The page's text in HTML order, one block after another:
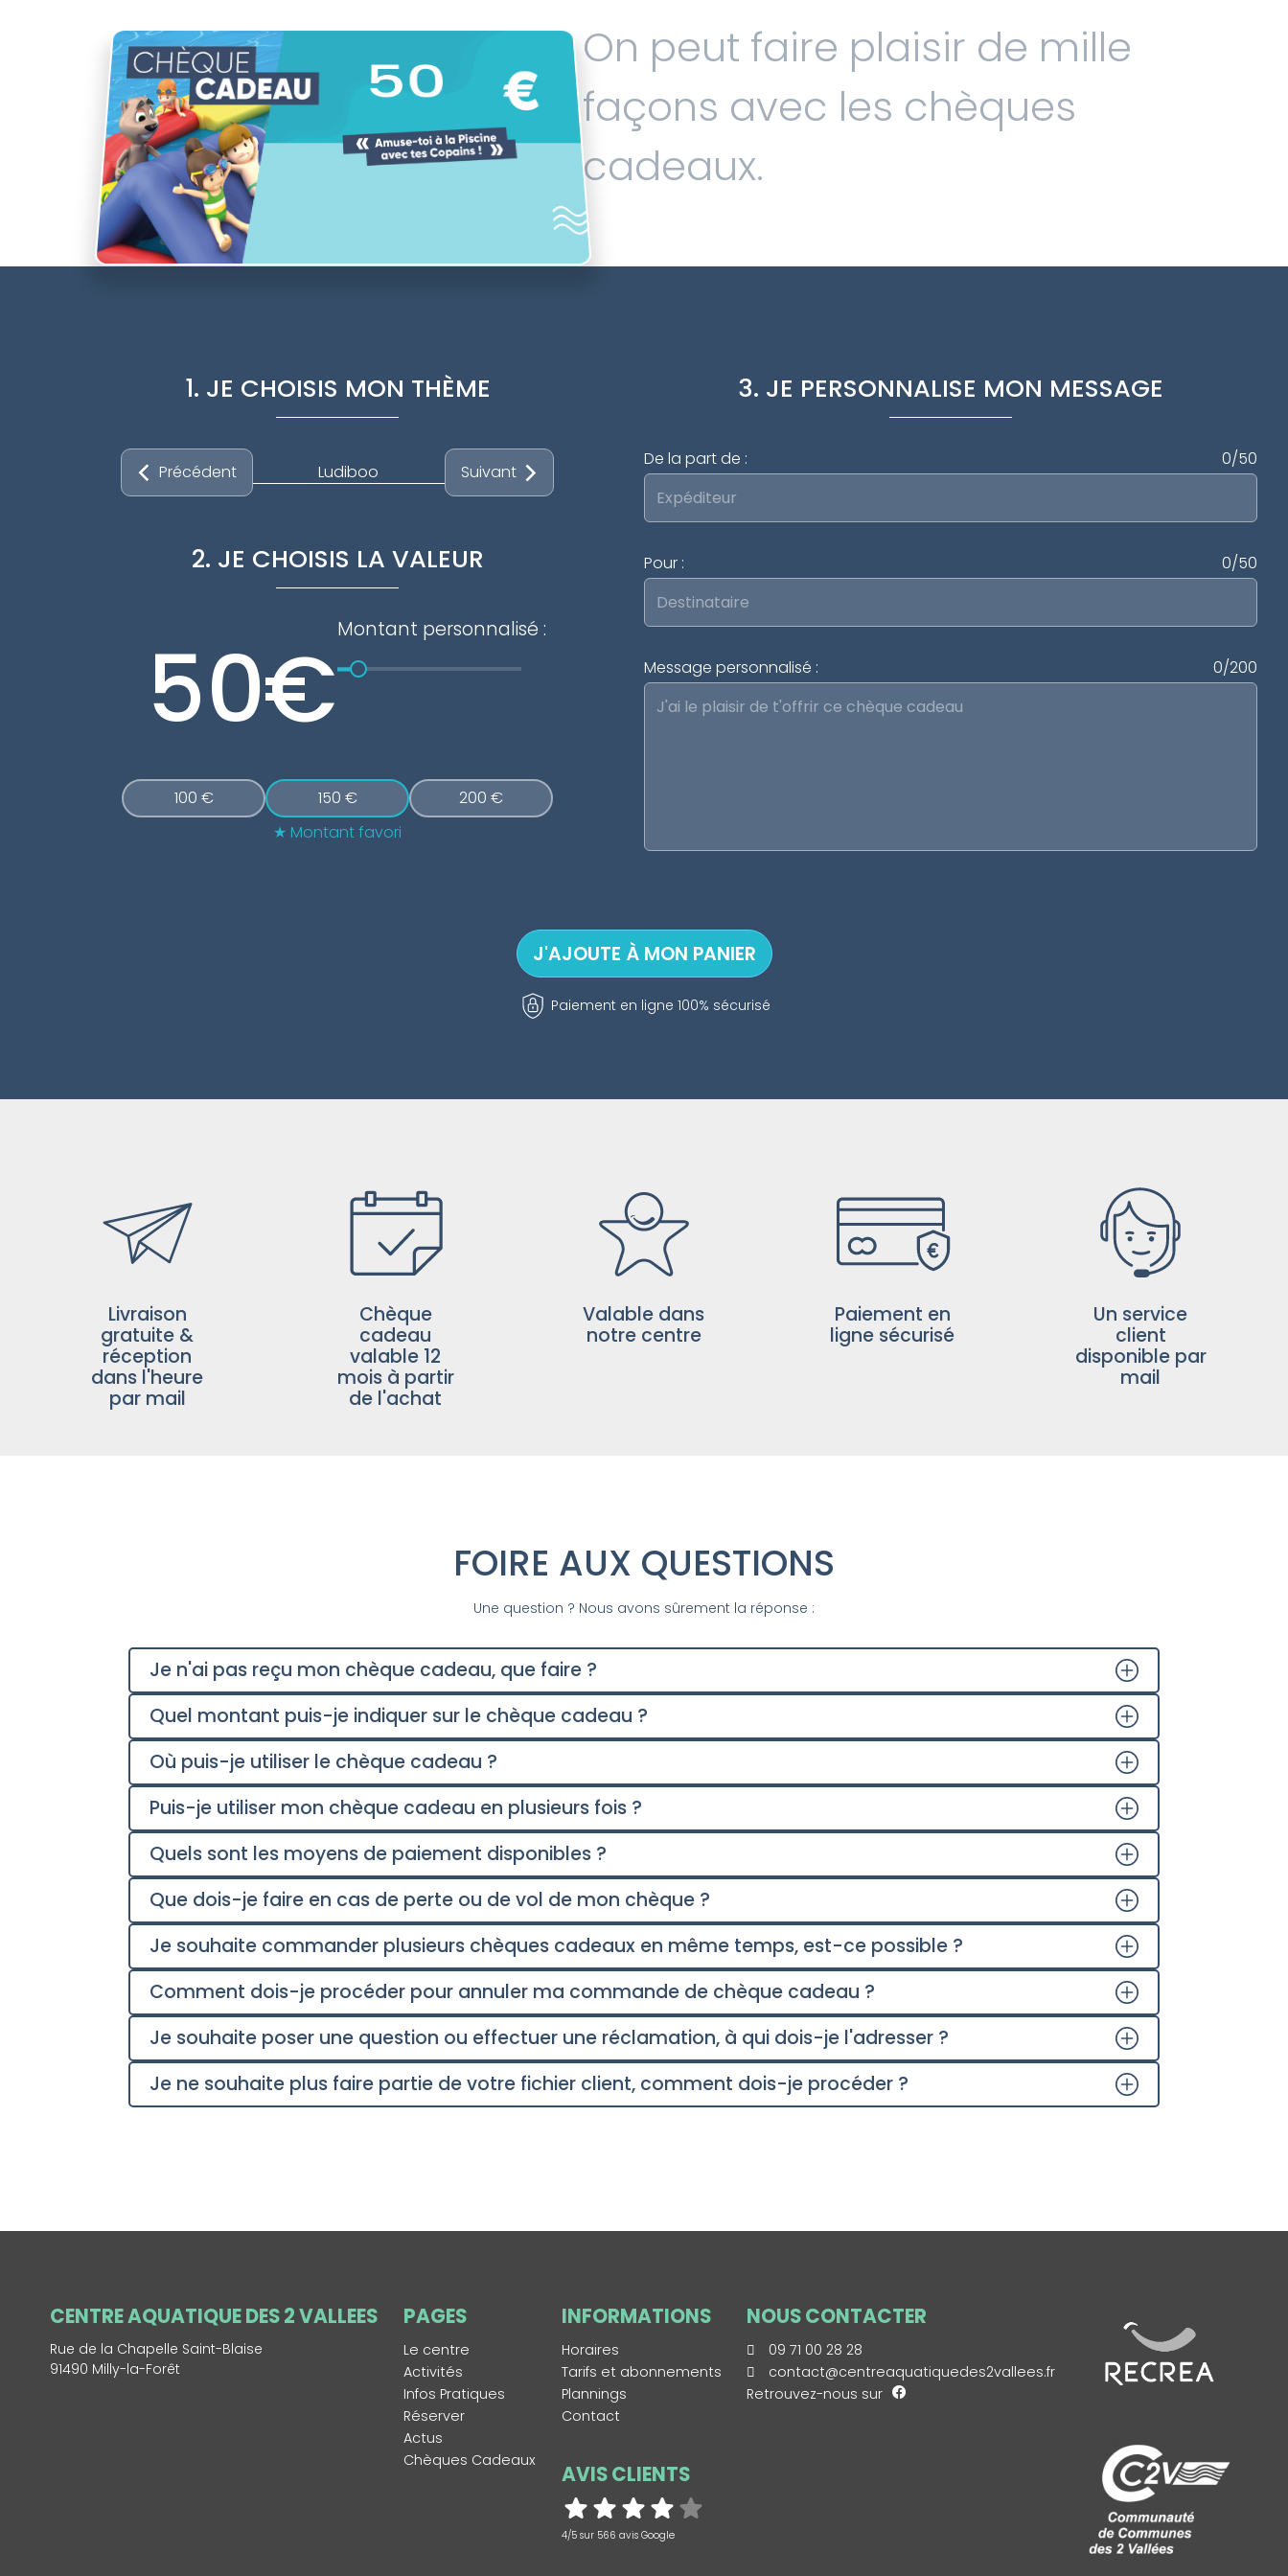
On peut faire plaisir de mille
façons avec les chèques
cadeaux.
50
1. JE CHOISIS MON THÈME
Précédent Ludiboo Suivant
2. JE CHOISIS LA VALEUR
€Montant personnalisé :
100 €
150 €
Montant favori
200 €
3. JE PERSONNALISE MON MESSAGE
De la part de : 0/50
Pour : 0/50
Message personnalisé : 0/200
Paiement en ligne 100% sécurisé
Livraison
gratuite &
réception
dans l'heure
par mail
Chèque
cadeau
valable 12
mois à partir
de l'achat
Valable dans
notre centre
Paiement en
ligne sécurisé
Un service
client
disponible par
mail
FOIRE AUX QUESTIONS
Une question ? Nous avons sûrement la réponse :
Je n'ai pas reçu mon chèque cadeau, que faire ?
Quel montant puis-je indiquer sur le chèque cadeau ?
Où puis-je utiliser le chèque cadeau ?
Puis-je utiliser mon chèque cadeau en plusieurs fois ?
Quels sont les moyens de paiement disponibles ?
Que dois-je faire en cas de perte ou de vol de mon chèque ?
Je souhaite commander plusieurs chèques cadeaux en même temps, est-ce possible ?
Comment dois-je procéder pour annuler ma commande de chèque cadeau ?
Je souhaite poser une question ou effectuer une réclamation, à qui dois-je l'adresser ?
Je ne souhaite plus faire partie de votre fichier client, comment dois-je procéder ?
CENTRE AQUATIQUE DES 2 VALLEES
Rue de la Chapelle Saint-Blaise
91490 Milly-la-Forêt
PAGES
Le centre
Activités
Infos Pratiques
Réserver
Actus
Chèques Cadeaux
INFORMATIONS
Horaires
Tarifs et abonnements
Plannings
Contact
AVIS CLIENTS
4/5 sur 566 avis Google
NOUS CONTACTER
09 71 00 28 28
contact@centreaquatiquedes2vallees.fr
Retrouvez-nous sur